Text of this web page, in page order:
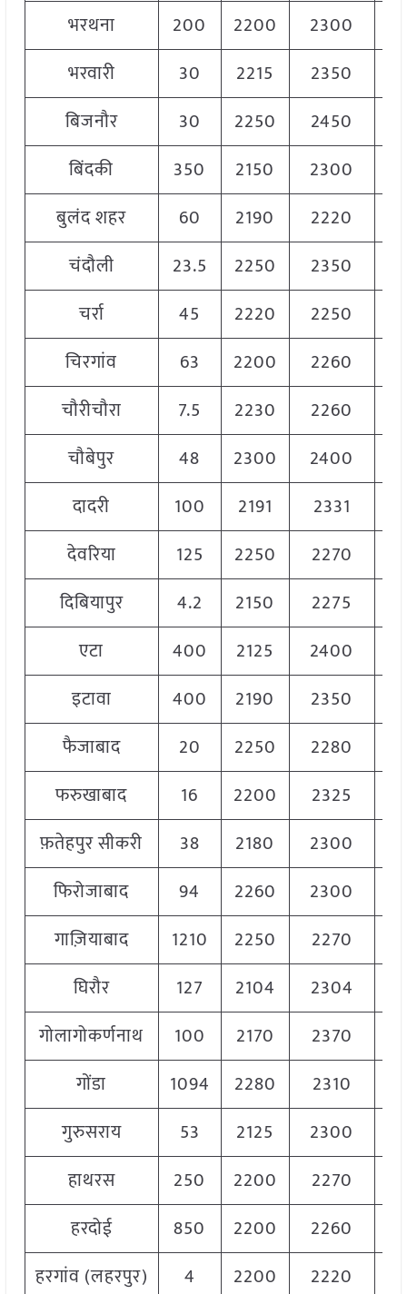
भरथना
200 2200 2300
भरवारी
30 2215 2350
बिजनौर
30 2250 2450
बिंदकी
350 2150 2300
बुलंद शहर
60 2190 2220
चंदौली
23.5 2250 2350
चर्रा
45 2220 2250
चिरगांव
63 2200 2260
चौरीचौरा
7.5 2230 2260
चौबेपुर
48 2300 2400
दादरी
100 2191 2331
देवरिया
125 2250 2270
दिबियापुर
4.2 2150 2275
एटा
400 2125 2400
इटावा
400 2190 2350
फैजाबाद
20 2250 2280
फरुखाबाद
16 2200 2325
फ़तेहपुर सीकरी
38 2180 2300
फिरोजाबाद
94 2260 2300
गाज़ियाबाद
1210 2250 2270
घिरौर
127 2104 2304
गोलागोकर्णनाथ
100 2170 2370
गोंडा
1094 2280 2310
गुरुसराय
53 2125 2300
हाथरस
250 2200 2270
हरदोई
850 2200 2260
हरगांव (लहरपुर)
4 2200 2220